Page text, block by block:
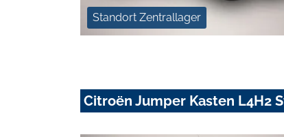
Standort Zentrallager
Citroën Jumper Kasten L4H2